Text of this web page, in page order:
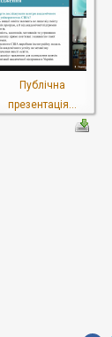
Публічна
презентація...